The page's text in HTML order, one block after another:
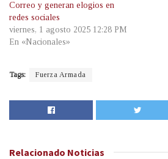
Correo y generan elogios en
redes sociales
viernes, 1 agosto 2025 12:28 PM
En «Nacionales»
Tags: Fuerza Armada
Relacionado Noticias